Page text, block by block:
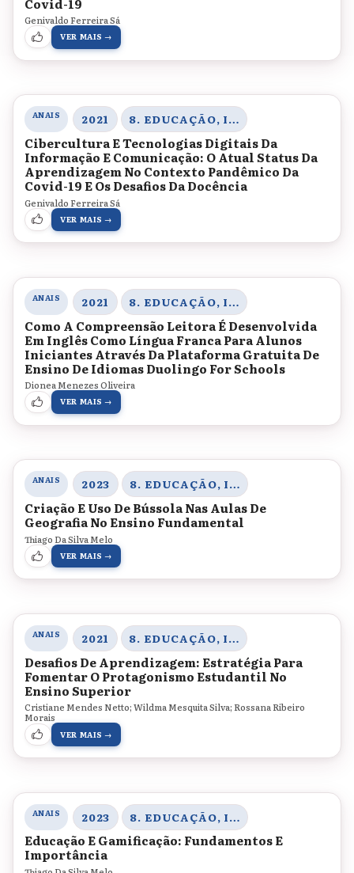
Genivaldo Ferreira Sá
VER MAIS →
ANAIS 2021 8. EDUCAÇÃO, INOVAÇÃO E TECNOLOGIAS
Cibercultura E Tecnologias Digitais Da
Informação E Comunicação: O Atual Status Da
Aprendizagem No Contexto Pandêmico Da
Covid-19 E Os Desafios Da Docência
Genivaldo Ferreira Sá
VER MAIS →
ANAIS 2021 8. EDUCAÇÃO, INOVAÇÃO E TECNOLOGIAS
Como A Compreensão Leitora É Desenvolvida
Em Inglês Como Língua Franca Para Alunos
Iniciantes Através Da Plataforma Gratuita De
Ensino De Idiomas Duolingo For Schools
Dionea Menezes Oliveira
VER MAIS →
ANAIS 2023 8. EDUCAÇÃO, INOVAÇÃO E TECNOLOGIAS
Criação E Uso De Bússola Nas Aulas De
Geografia No Ensino Fundamental
Thiago Da Silva Melo
VER MAIS →
ANAIS 2021 8. EDUCAÇÃO, INOVAÇÃO E TECNOLOGIAS
Desafios De Aprendizagem: Estratégia Para
Fomentar O Protagonismo Estudantil No
Ensino Superior
Cristiane Mendes Netto; Wildma Mesquita Silva; Rossana Ribeiro
Morais
VER MAIS →
ANAIS 2023 8. EDUCAÇÃO, INOVAÇÃO E TECNOLOGIAS
Educação E Gamificação: Fundamentos E
Importância